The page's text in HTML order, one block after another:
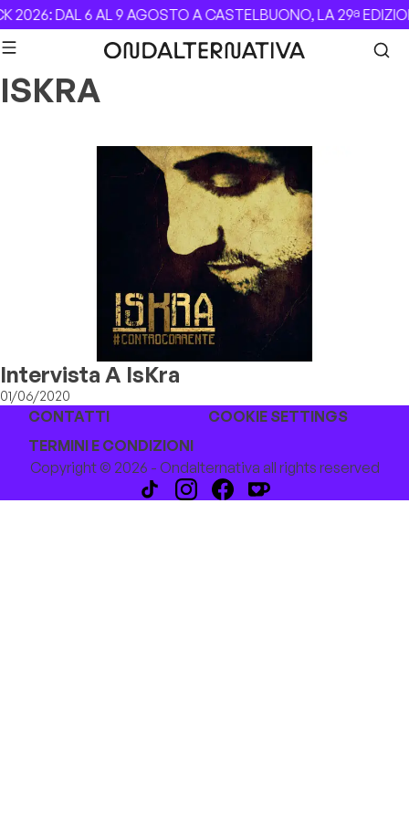
Skip to content
2026: DAL 6 AL 9 AGOSTO A CASTELBUONO, LA 29ª
ISKRA
Intervista A IsKra
01/06/2020
CONTATTI
COOKIE SETTINGS
TERMINI E CONDIZIONI
Copyright © 2026 - Ondalternativa all rights reserved